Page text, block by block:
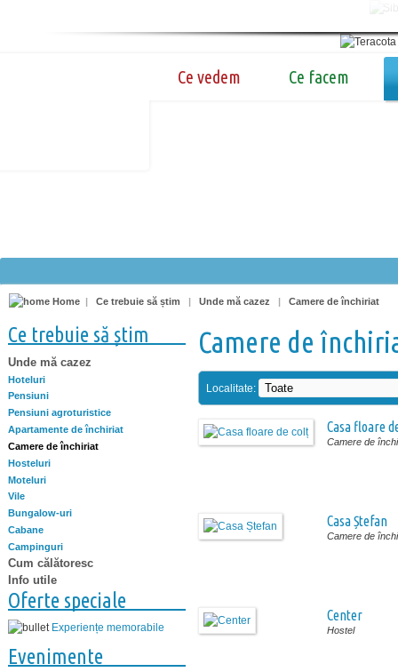
Ce vedem Ce facem
Home | Ce trebuie să știm | Unde mă cazez | Camere de închiriat
Ce trebuie să știm
Unde mă cazez
Hoteluri
Pensiuni
Pensiuni agroturistice
Apartamente de închiriat
Camere de închiriat
Hosteluri
Moteluri
Vile
Bungalow-uri
Cabane
Campinguri
Cum călătoresc
Info utile
Oferte speciale
Experiențe memorabile
Evenimente
Camere de
Localitate:
Casa floare
Camere de
Casa Ștefan
Camere de
Center
Hostel